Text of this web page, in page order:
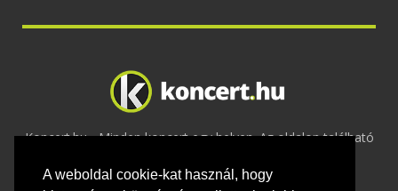
A weboldal cookie-kat használ, hogy
Koncert.hu - Minden koncert egy helyen. Az oldalon található
2020 Adatvédelem-ÁSZF-Felhasználási